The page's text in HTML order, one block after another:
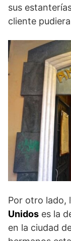
sus
cliente
Por otro lado,
Unidos es la
en la ciudad